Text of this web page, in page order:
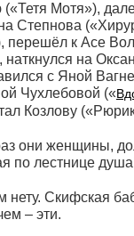
Мотя»),
Степнова
перешёл к Асе
наткнулся на
с Яной
Чухлебовой («
Козлову
они женщины,
по лестнице
нету. Скифская
– эти.